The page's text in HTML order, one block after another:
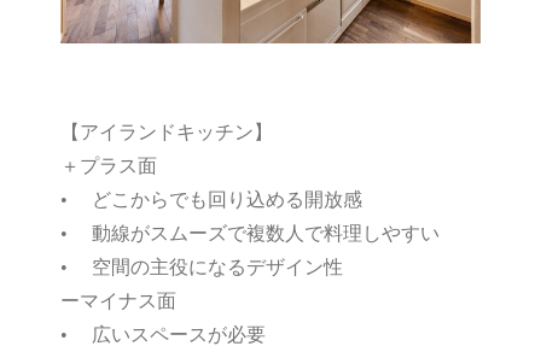
【アイランドキッチン】
＋プラス面
• どこからでも回り込める開放感
• 動線がスムーズで複数人で料理しやすい
• 空間の主役になるデザイン性
ーマイナス面
• 広いスペースが必要